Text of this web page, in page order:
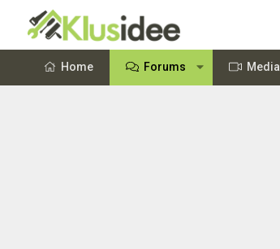
Home Forums Media